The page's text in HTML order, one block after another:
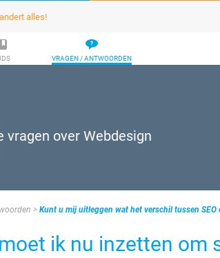
alles!
VRAGEN / ANTWOORDEN
vragen over Webdesign
Kunt u mij uitleggen wat het verschil tussen SEO
ik nu inzetten om